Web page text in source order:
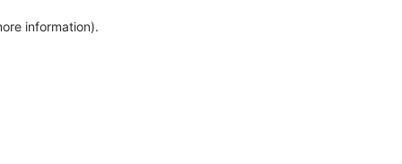
information).